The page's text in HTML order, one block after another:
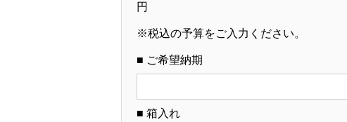
円
※税込の予算をご入力ください。
■ ご希望納期
■ 箱入れ